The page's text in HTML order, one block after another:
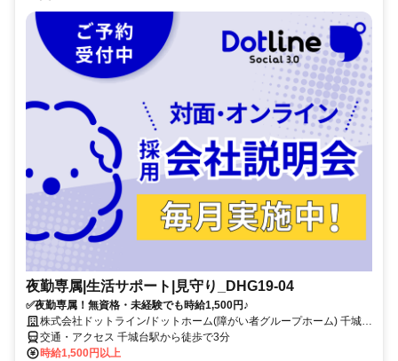
夜勤専属|生活サポート|見守り_DHG19-04
✅夜勤専属！無資格・未経験でも時給1,500円♪
株式会社ドットライン/ドットホーム(障がい者グループホーム) 千城台
北第2
交通・アクセス 千城台駅から徒歩で3分
時給1,500円以上